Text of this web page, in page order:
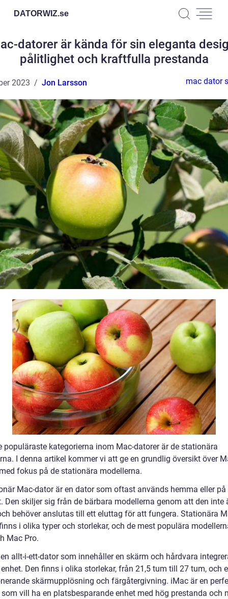
DATORWIZ.se
datorer är kända för sin eleganta
pålitlighet och kraftfulla prestanda
2023 Jon Larsson mac dator
populäraste kategorierna inom Mac-datorer är de stationära
I denna artikel kommer vi att ge en grundlig översikt över
fokus på de stationära modellerna.
Mac-dator är en dator som oftast används hemma eller på
Den skiljer sig från de bärbara modellerna genom att den inte
behöver anslutas till ett eluttag för att fungera. Stationära
i olika typer och storlekar, och de mest populära
Mac Pro.
allt-i-ett-dator som innehåller en skärm och hårdvara
Den finns i olika storlekar, från 21,5 tum till 27 tum, och
skärmupplösning och färgåtergivning. iMac är en
vill ha en platsbesparande enhet med hög prestanda och